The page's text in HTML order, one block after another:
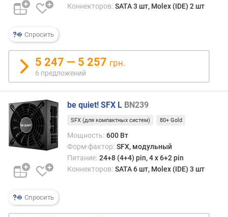
b
e
t
i
c
s
E
ff
i
c
i
e
c
y
C
y
Спросить
Коннекторов: SATA 3 шт, Molex (IDE) 2 шт
5 247 — 5 257 грн.
6 предложений
Спросить
be quiet! SFX L BN239
SFX (для компактных систем) 80+ Gold
Мощность: 600 Вт
Форм-фактор: SFX, модульный
Питание: 24+8 (4+4) pin, 4 х 6+2 pin
Коннекторов: SATA 6 шт, Molex (IDE) 3 шт